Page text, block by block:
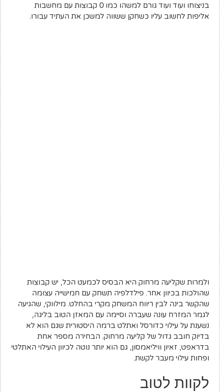
בניצוחו ועוד ועוד גורם למשהו כמו 0 קבוצות עם מחשבות
אליפות לחשוב עליו כשחקן ששווה למשכן את העתיד עבורו.
ולמרות שקליעה מרחוק היא הבסיס לכמעט הכל, יש קבוצות
שהולכות בכיוון אחר. פילדלפיה תשחק עם חמישייה עצומה
שהקשר בינה לבין ריווח המשחק מקרי בהחלט. מילווקי, שהגיעה
לגמר המזרח עונה שעברה וסיימה עם המאזן הטוב בליגה,
נשענת על עילוי כדורסל ואתלט ברמה היסטורית שגם הוא לא
בדיוק חובב גדול של קליעה מרחוק. הבחירה מספר אחת
בדראפט, זאיון וויליאמסון, גם הוא יותר נוטה לכיוון העילוי האתלטי
ופחות עילוי מעבר לקשת.
לקוות לטוב